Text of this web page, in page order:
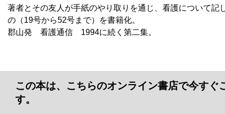
著者とその友人が手紙のやり取りを通じ、看護について記
の（19号から52号まで）を書籍化。
郡山発 看護通信 1994に続く第二集。
この本は、こちらのオンライン書店で今すぐ
す。